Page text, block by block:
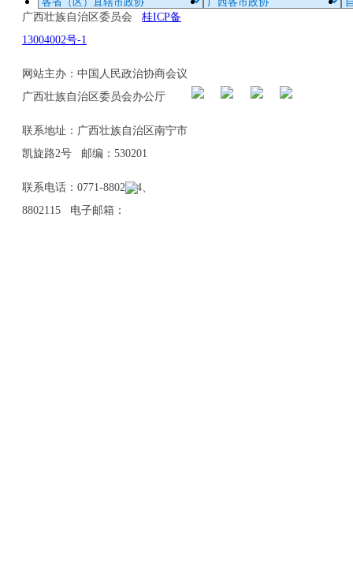
广西壮族自治区委员会 桂ICP备
13004002号-1
网站主办：中国人民政治协商会议
广西壮族自治区委员会办公厅
联系地址：广西壮族自治区南宁市
凯旋路2号 邮编：530201
联系电话：0771-8802114、
8802115 电子邮箱：